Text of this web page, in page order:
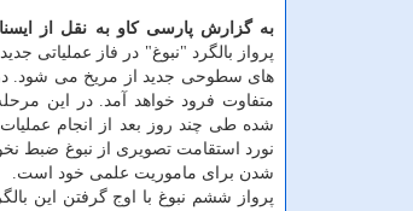
به گزارش پارسی کاو به نقل از
پرواز بالگرد "نبوغ" در فاز
های سطوحی جدید از مریخ می شود.
متفاوت فرود خواهد آمد. در این
شده طی چند روز بعد از انجام
نورد استقامت تصویری از نبوغ ضبط
شدن برای ماموریت علمی خود است.